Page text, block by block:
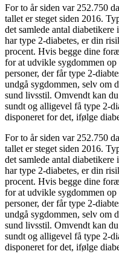
For to år siden var 252.750
tallet er steget siden 2016.
det samlede antal
har type 2-diabetes, er din
procent. Hvis begge dine
for at udvikle sygdommen
personer, der får type 2-
undgå sygdommen, selv om
sund livsstil. Omvendt kan
sundt og alligevel få type 2-
disponeret for det, ifølge
For to år siden var 252.750
tallet er steget siden 2016.
det samlede antal
har type 2-diabetes, er din
procent. Hvis begge dine
for at udvikle sygdommen
personer, der får type 2-
undgå sygdommen, selv om
sund livsstil. Omvendt kan
sundt og alligevel få type 2-
disponeret for det, ifølge